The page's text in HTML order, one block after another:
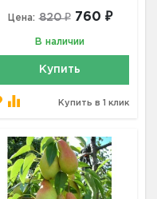
Цена: 820 ₽ 760 ₽
В наличии
Купить
Купить в 1 клик